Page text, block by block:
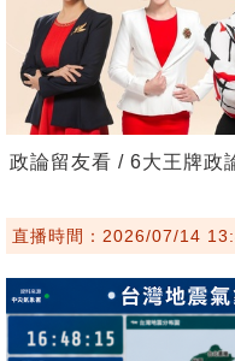
政論留友看 / 6大王牌政
直播時間：2026/07/14